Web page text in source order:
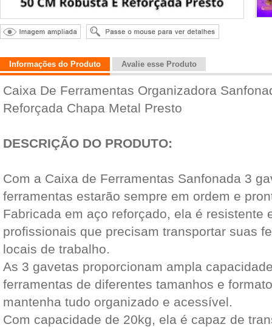
Informações do Produto Avalie esse Produto
Caixa De Ferramentas Organizadora
Reforçada Chapa Metal Presto
DESCRIÇÃO DO PRODUTO:
Com a Caixa de Ferramentas Sanfonada 3
ferramentas estarão sempre em ordem e
Fabricada em aço reforçado, ela é resistente
profissionais que precisam transportar suas
locais de trabalho.
As 3 gavetas proporcionam ampla
ferramentas de diferentes tamanhos e
mantenha tudo organizado e acessível.
Com capacidade de 20kg, ela é capaz de